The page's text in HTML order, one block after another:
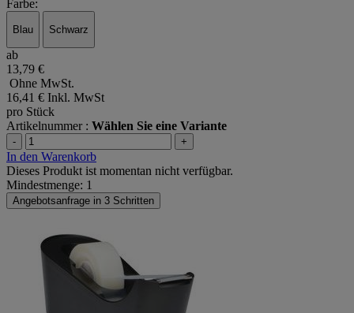
Farbe:
Blau Schwarz
ab
13,79 €
Ohne MwSt.
16,41 € Inkl. MwSt
pro Stück
Artikelnummer : Wählen Sie eine Variante
- +
In den Warenkorb
Dieses Produkt ist momentan nicht verfügbar.
Mindestmenge: 1
Angebotsanfrage in 3 Schritten